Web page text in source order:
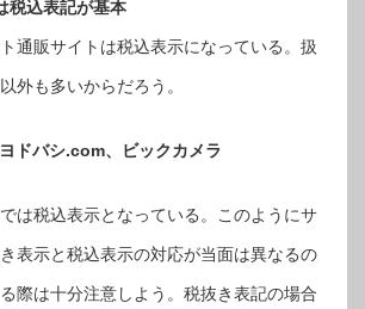
税込表記が基本
通販サイトは税込表示になっている。扱
外も多いからだろう。
ドバシ.com、ビックカメラ
は税込表示となっている。このようにサ
表示と税込表示の対応が当面は異なるの
際は十分注意しよう。税抜き表記の場合